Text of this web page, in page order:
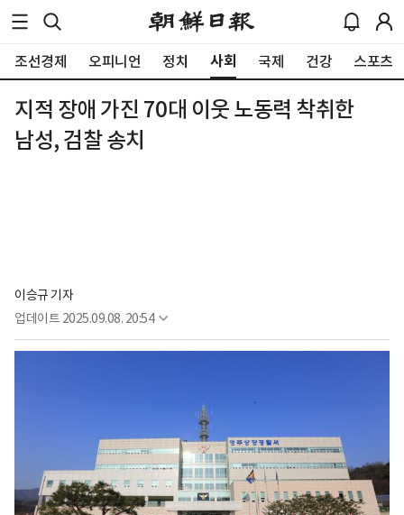
조선경제 오피니언 정치 사회 국제 건강 스포츠
지적 장애 가진 70대 이웃 노동력 착취한
남성, 검찰 송치
이승규 기자
업데이트 2025.09.08. 20:54